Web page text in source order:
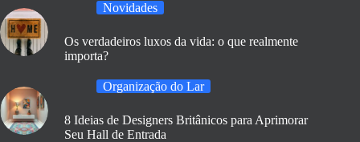
Novidades
Os verdadeiros luxos da vida: o que realmente
importa?
Organização do Lar
8 Ideias de Designers Britânicos para Aprimorar
Seu Hall de Entrada